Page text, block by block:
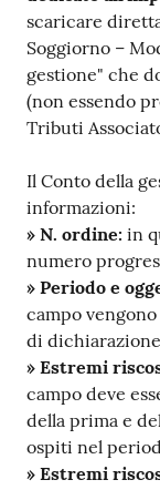
scaricare
Soggiorno –
gestione" che
(non essendo
Tributi
Il Conto della
informazioni:
» N. ordine: in
numero
» Periodo e
campo
di
» Estremi
campo deve
della prima e
ospiti nel
» Estremi